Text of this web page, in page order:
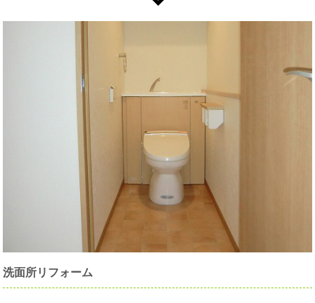
洗面所リフォーム